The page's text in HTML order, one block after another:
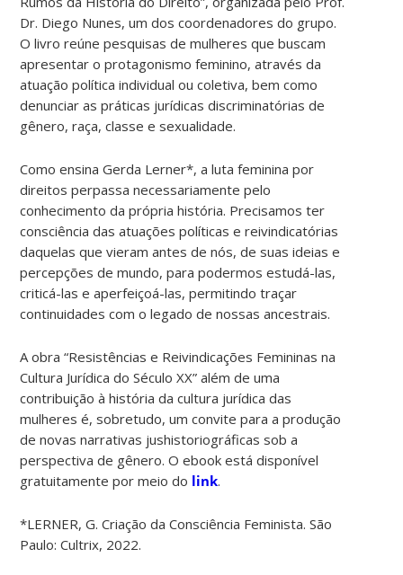
Dr. Diego Nunes, um dos coordenadores do grupo.
O livro reúne pesquisas de mulheres que buscam
apresentar o protagonismo feminino, através da
atuação política individual ou coletiva, bem como
denunciar as práticas jurídicas discriminatórias de
gênero, raça, classe e sexualidade.
Como ensina Gerda Lerner*, a luta feminina por
direitos perpassa necessariamente pelo
conhecimento da própria história. Precisamos ter
consciência das atuações políticas e reivindicatórias
daquelas que vieram antes de nós, de suas ideias e
percepções de mundo, para podermos estudá-las,
criticá-las e aperfeiçoá-las, permitindo traçar
continuidades com o legado de nossas ancestrais.
A obra “Resistências e Reivindicações Femininas na
Cultura Jurídica do Século XX” além de uma
contribuição à história da cultura jurídica das
mulheres é, sobretudo, um convite para a produção
de novas narrativas jushistoriográficas sob a
perspectiva de gênero. O ebook está disponível
gratuitamente por meio do link.
*LERNER, G. Criação da Consciência Feminista. São
Paulo: Cultrix, 2022.